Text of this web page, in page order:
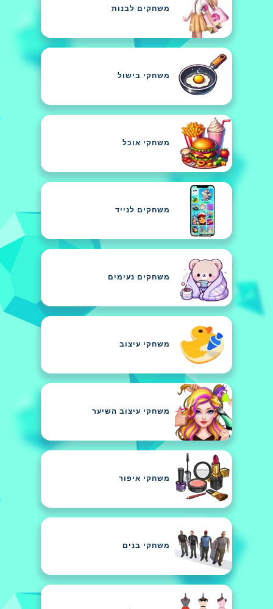
משחקים לבנות
משחקי בישול
משחקי אוכל
משחקים לנייד
משחקים נעימים
משחקי עיצוב
משחקי עיצוב השיער
משחקי איפור
משחקי בנים